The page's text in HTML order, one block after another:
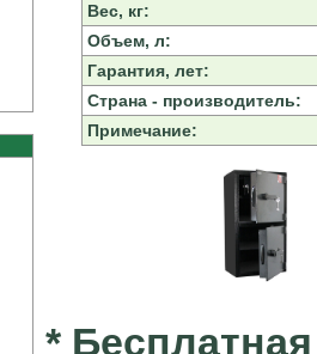
Вес, кг:
Объем, л:
Гарантия, лет:
Страна - производитель:
Примечание:
*